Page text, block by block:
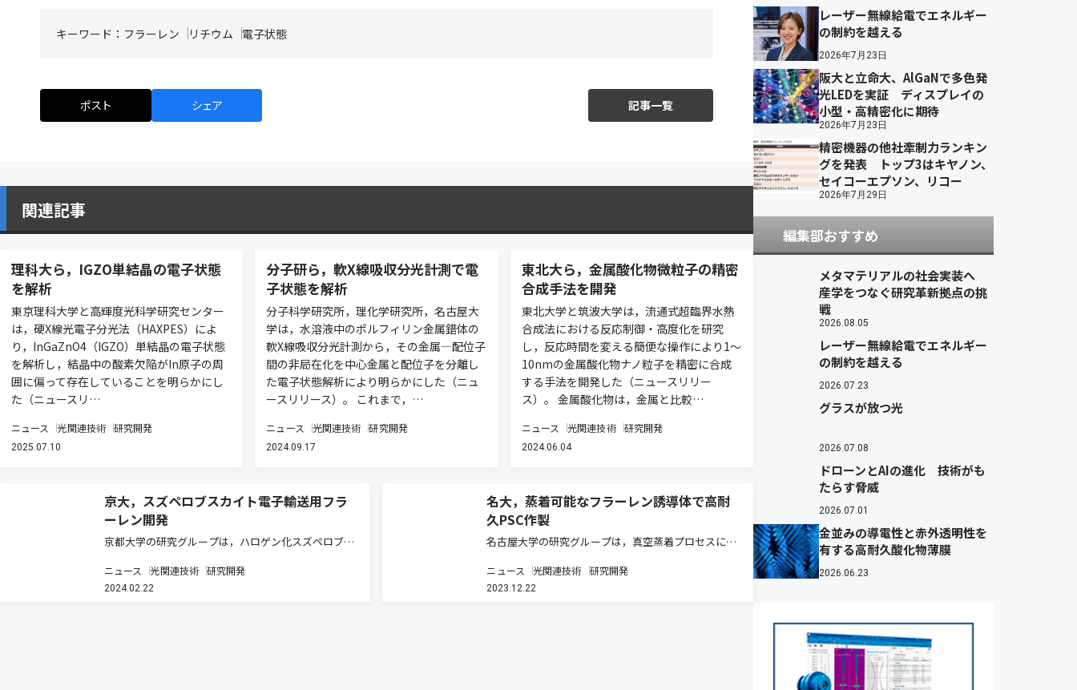
キーワード： フラーレン リチウム 電子状態
ポスト シェア 記事一覧
関連記事
理科大ら，IGZO単結晶の電子状態
を解析
東京理科大学と高輝度光科学研究センター
は，硬X線光電子分光法（HAXPES）によ
り，InGaZnO4（IGZO）単結晶の電子状態
を解析し，結晶中の酸素欠陥がIn原子の周
囲に偏って存在していることを明らかにし
た（ニュースリ…
ニュース 光関連技術 研究開発
2025.07.10
分子研ら，軟X線吸収分光計測で電
子状態を解析
分子科学研究所，理化学研究所，名古屋大
学は，水溶液中のポルフィリン金属錯体の
軟X線吸収分光計測から，その金属―配位子
間の非局在化を中心金属と配位子を分離し
た電子状態解析により明らかにした（ニュ
ースリリース）。 これまで，…
ニュース 光関連技術 研究開発
2024.09.17
東北大ら，金属酸化物微粒子の精密
合成手法を開発
東北大学と筑波大学は，流通式超臨界水熱
合成法における反応制御・高度化を研究
し，反応時間を変える簡便な操作により1～
10nmの金属酸化物ナノ粒子を精密に合成
する手法を開発した（ニュースリリー
ス）。 金属酸化物は，金属と比較…
ニュース 光関連技術 研究開発
2024.06.04
京大，スズペロブスカイト電子輸送用フラ
ーレン開発
京都大学の研究グループは，ハロゲン化スズペロブス
きる開口フラーレン化合物を開発した（ニュースリリ
ース）。 スズ系ペロブスカイト太陽電池の課題のひと
ニュース 光関連技術 研究開発
2024.02.22
名大，蒸着可能なフラーレン誘導体で高耐
久PSC作製
名古屋大学の研究グループは，真空蒸着プロセスに使
（C60）の誘導体を開発した。これを電子輸送層に用
い，耐久性が高いペロブスカイト太陽電池（PSC）を
ニュース 光関連技術 研究開発
2023.12.22
レーザー無線給電でエネルギー
の制約を越える
2026年7月23日
阪大と立命大、AlGaNで多色発
光LEDを実証 ディスプレイの
小型・高精密化に期待
2026年7月23日
精密機器の他社牽制力ランキン
グを発表 トップ3はキヤノン、
セイコーエプソン、リコー
2026年7月29日
編集部おすすめ
メタマテリアルの社会実装へ
産学をつなぐ研究革新拠点の挑
戦
2026.08.05
レーザー無線給電でエネルギー
の制約を越える
2026.07.23
グラスが放つ光
2026.07.08
ドローンとAIの進化 技術がも
たらす脅威
2026.07.01
金並みの導電性と赤外透明性を
有する高耐久酸化物薄膜
2026.06.23